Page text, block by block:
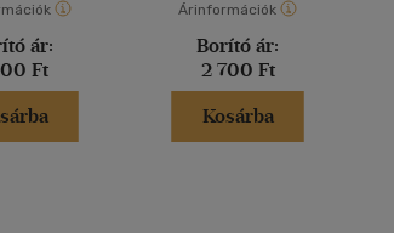
ár:
Ft
Árinformációk
Borító ár:
2 700 Ft
Kosárba